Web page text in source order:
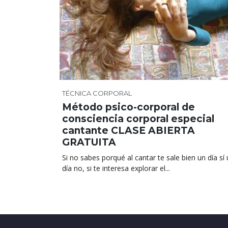
TÉCNICA CORPORAL
Método psico-corporal de
consciencia corporal especial
cantante CLASE ABIERTA
GRATUITA
Si no sabes porqué al cantar te sale bien un día sí
día no, si te interesa explorar el...